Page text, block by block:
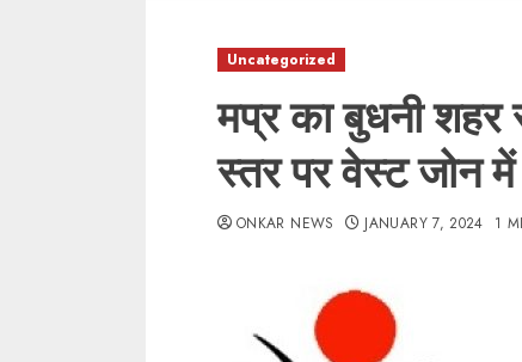
Uncategorized
मप्र का बुधनी शहर
स्तर पर वेस्ट जोन
ONKAR NEWS JANUARY 7, 2024 1